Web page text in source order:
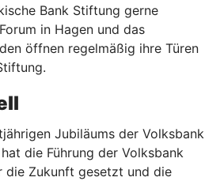
Bank Stiftung gerne
in Hagen und das
öffnen regelmäßig ihre Türen
Jubiläums der Volksbank
die Führung der Volksbank
die Zukunft gesetzt und die